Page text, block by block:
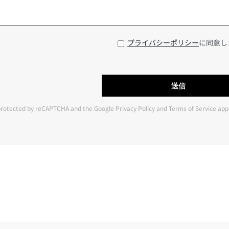
プライバシーポリシーに同意し
by reCAPTCHA and the Google Privacy Policy andTerms of Service